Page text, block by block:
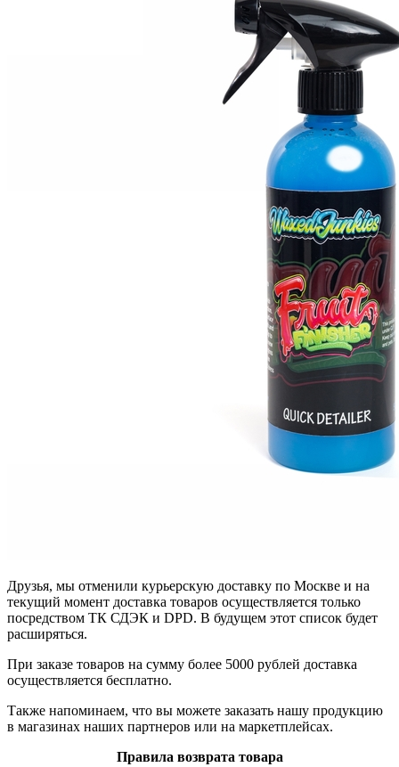
Друзья, мы отменили курьерскую доставку по Москве и на
текущий момент доставка товаров осуществляется только
посредством ТК СДЭК и DPD. В будущем этот список будет
расширяться.
При заказе товаров на сумму более 5000 рублей доставка
осуществляется бесплатно.
Также напоминаем, что вы можете заказать нашу продукцию
в магазинах наших партнеров или на маркетплейсах.
Правила возврата товара